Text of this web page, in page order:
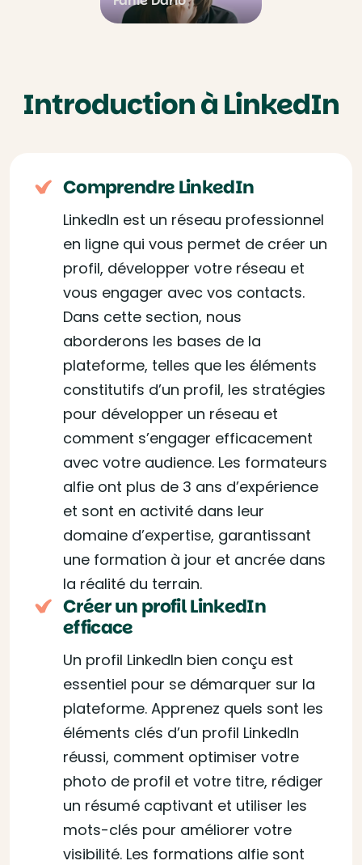
Introduction à LinkedIn
Comprendre LinkedIn
LinkedIn est un réseau professionnel
en ligne qui vous permet de créer un
profil, développer votre réseau et
vous engager avec vos contacts.
Dans cette section, nous
aborderons les bases de la
plateforme, telles que les éléments
constitutifs d’un profil, les stratégies
pour développer un réseau et
comment s’engager efficacement
avec votre audience. Les formateurs
alfie ont plus de 3 ans d’expérience
et sont en activité dans leur
domaine d’expertise, garantissant
une formation à jour et ancrée dans
la réalité du terrain.
Créer un profil LinkedIn
efficace
Un profil LinkedIn bien conçu est
essentiel pour se démarquer sur la
plateforme. Apprenez quels sont les
éléments clés d’un profil LinkedIn
réussi, comment optimiser votre
photo de profil et votre titre, rédiger
un résumé captivant et utiliser les
mots-clés pour améliorer votre
visibilité. Les formations alfie sont